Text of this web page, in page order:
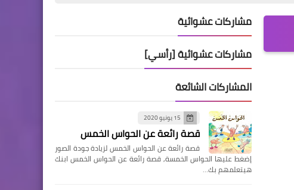
مشاركات عشوائية
مشاركات عشوائية [رأسي]
المشاركات الشائعة
15 يونيو 2020
قصة رائعة عن الحواس الخمس
قصة رائعة عن الحواس الخمس لزيادة جودة الصور
إضغط عليها الحواس الخمسة, قصة رائعة عن الحواس الخمس ابنك
هيتعلمهم بك…